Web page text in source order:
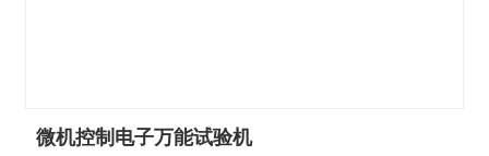
微机控制电子万能试验机